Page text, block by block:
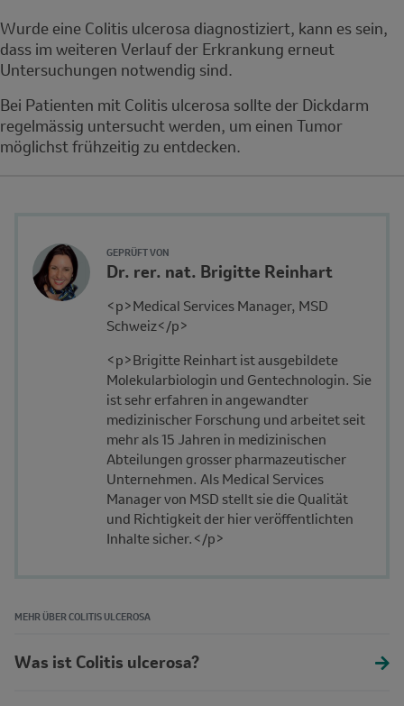
Note
Wurde eine Colitis ulcerosa diagnostiziert, kann es sein,
dass im weiteren Verlauf der Erkrankung erneut
Untersuchungen notwendig sind.
Bei Patienten mit Colitis ulcerosa sollte der Dickdarm
regelmässig untersucht werden, um einen Tumor
möglichst frühzeitig zu entdecken.
GEPRÜFT VON
Author's
Avatar
Name
Affiliation
Dr. rer. nat. Brigitte Reinhart
Description
<p>Medical Services Manager, MSD
Schweiz</p>
<p>Brigitte Reinhart ist ausgebildete
Molekularbiologin und Gentechnologin. Sie
ist sehr erfahren in angewandter
medizinischer Forschung und arbeitet seit
mehr als 15 Jahren in medizinischen
Abteilungen grosser pharmazeutischer
Unternehmen. Als Medical Services
Manager von MSD stellt sie die Qualität
und Richtigkeit der hier veröffentlichten
Inhalte sicher.</p>
MEHR ÜBER COLITIS ULCEROSA
Was ist Colitis ulcerosa?